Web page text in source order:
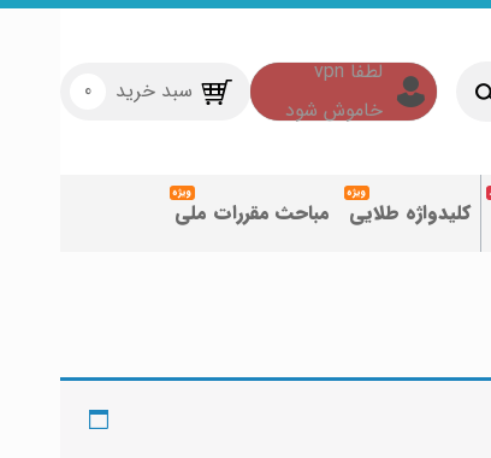
سبد خرید 0
کلیدواژه طلایی مباحث مقررات ملی